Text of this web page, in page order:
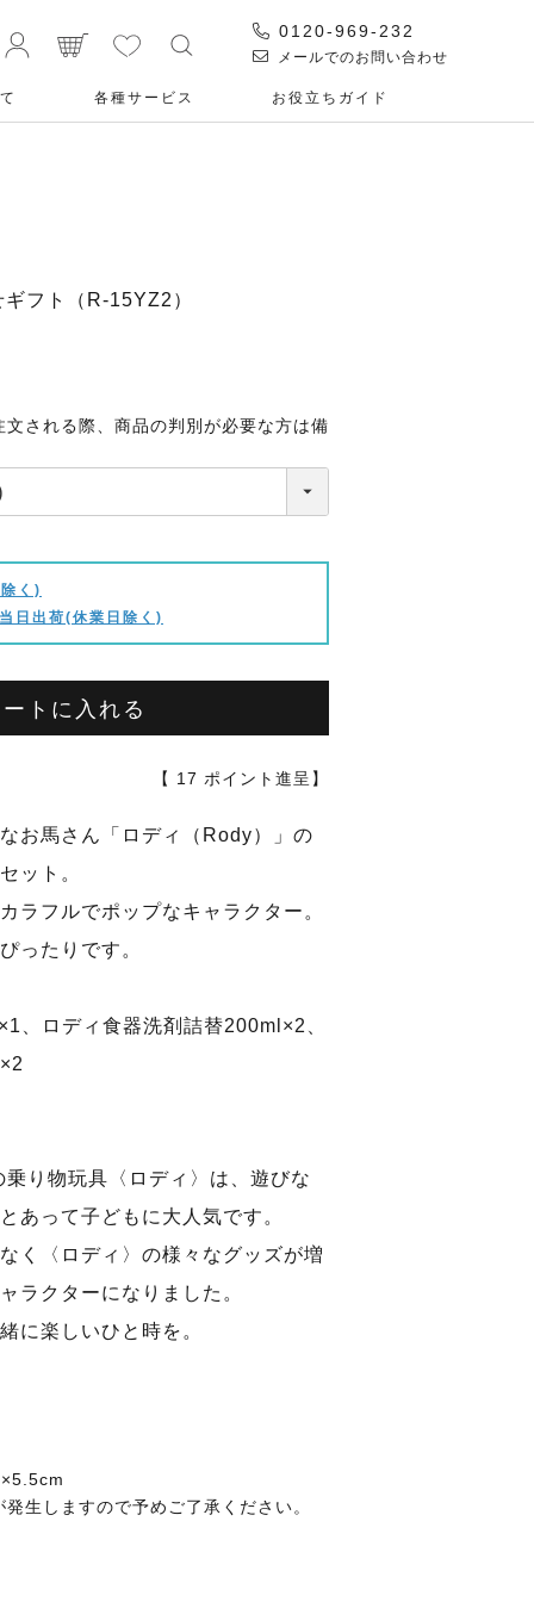
0120-969-232
メールでのお問い合わせ
各種サービス お役⽴ちガイド
フト（R-15YZ2）
される際、商品の判別が必要な方は備
く)
日出荷(休業日除く)
トに入れる
【 17 ポイント進呈】
お馬さん「ロディ（Rody）」の
ット。
ラフルでポップなキャラクター。
ったりです。
、ロディ食器洗剤詰替200ml×2、
り物玩具〈ロディ〉は、遊びな
あって子どもに大人気です。
く〈ロディ〉の様々なグッズが増
ラクターになりました。
に楽しいひと時を。
生しますので予めご了承ください。